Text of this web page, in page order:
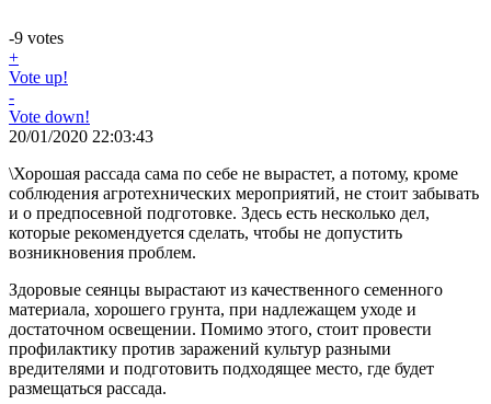
-9 votes
+
Vote up!
-
Vote down!
20/01/2020 22:03:43
\Хорошая рассада сама по себе не вырастет, а потому, кроме
соблюдения агротехнических мероприятий, не стоит забывать
и о предпосевной подготовке. Здесь есть несколько дел,
которые рекомендуется сделать, чтобы не допустить
возникновения проблем.
Здоровые сеянцы вырастают из качественного семенного
материала, хорошего грунта, при надлежащем уходе и
достаточном освещении. Помимо этого, стоит провести
профилактику против заражений культур разными
вредителями и подготовить подходящее место, где будет
размещаться рассада.